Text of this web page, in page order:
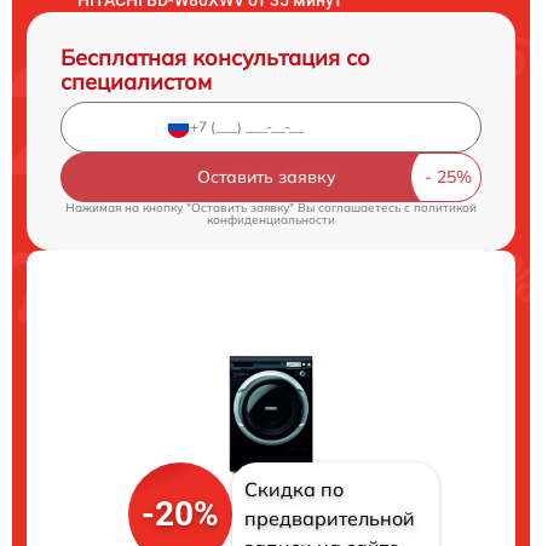
Бесплатная консультация со
специалистом
Оставить заявку
Нажимая на кнопку "Оставить заявку" Вы соглашаетесь cполитикой
конфиденциальности
-20%
Скидка по
предварительной